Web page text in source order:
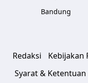
Bandung
Redaksi Kebijakan
Syarat & Ketentuan